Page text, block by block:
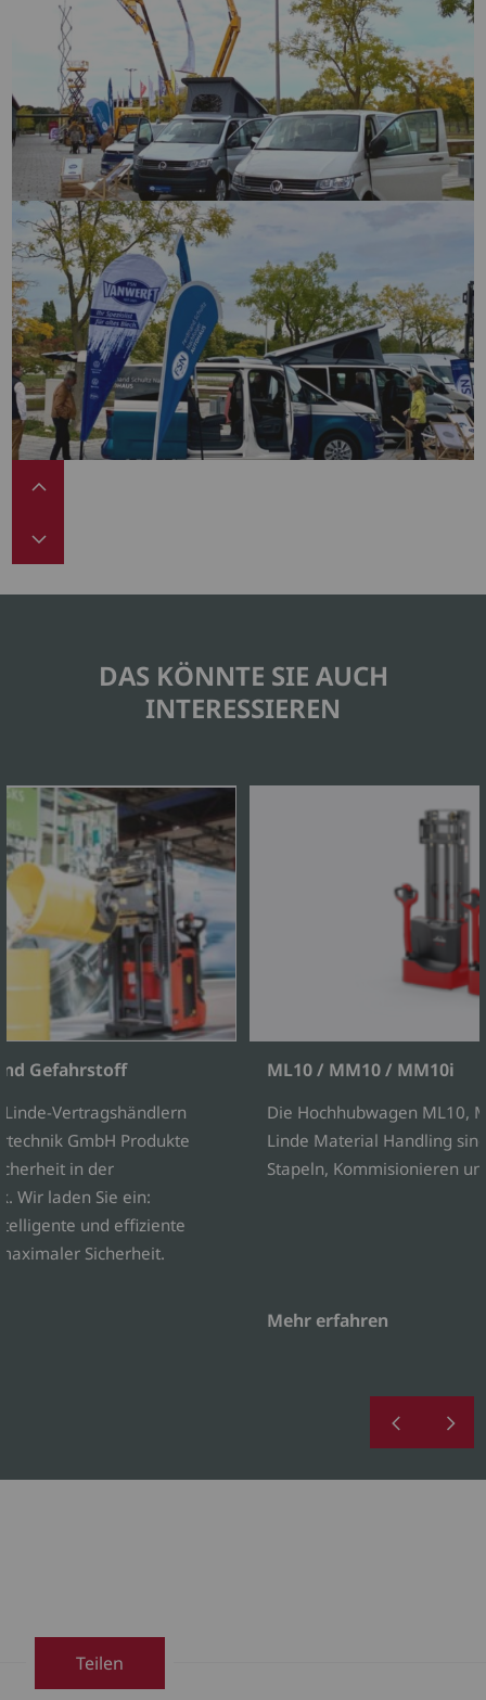
DAS KÖNNTE SIE AUCH
INTERESSIEREN
Gefahrstoff
Vertragshändlern
GmbH Produkte
in der
Wir laden Sie ein:
und effiziente
Sicherheit.
ML10 / MM10 / MM10i
Die Hochhubwagen ML10,
Linde Material Handling
Stapeln, Kommisionieren
Mehr erfahren
Teilen